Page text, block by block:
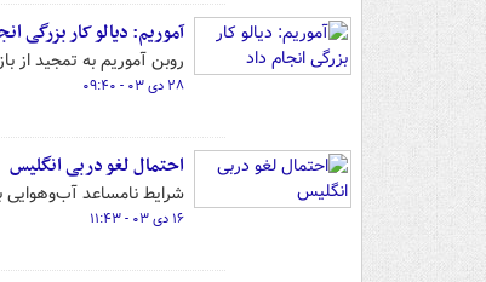
آموریم: دیالو کار بزرگی
روبن آموریم به تمجید از
۲۸ دی ۰۳ - ۰۹:۴۰
احتمال لغو دربی انگلیس
شرایط نامساعد آب‌وهوایی
۱۶ دی ۰۳ - ۱۱:۴۳